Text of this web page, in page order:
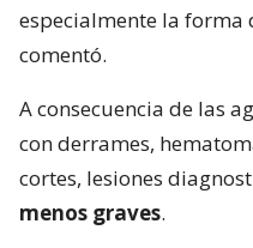
especialmente la forma
comentó.
A consecuencia de las
con derrames,
cortes, lesiones
menos graves.